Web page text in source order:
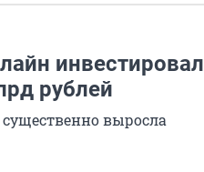
инвестировал
рублей
выросла